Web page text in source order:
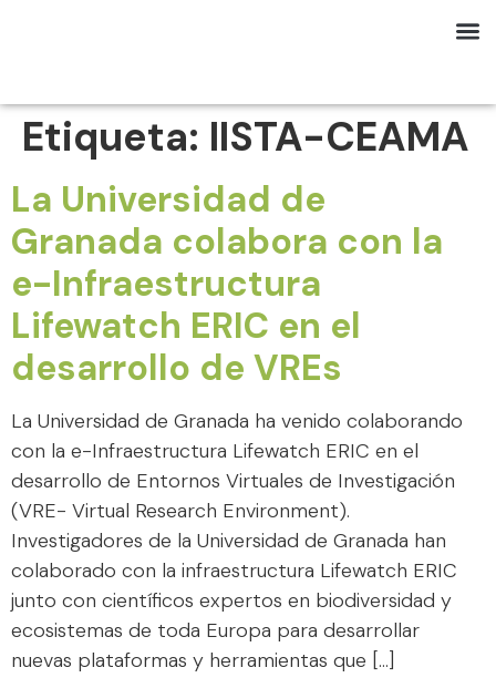
Etiqueta: IISTA-CEAMA
La Universidad de
Granada colabora con la
e-Infraestructura
Lifewatch ERIC en el
desarrollo de VREs
La Universidad de Granada ha venido colaborando
con la e-Infraestructura Lifewatch ERIC en el
desarrollo de Entornos Virtuales de Investigación
(VRE- Virtual Research Environment).
Investigadores de la Universidad de Granada han
colaborado con la infraestructura Lifewatch ERIC
junto con científicos expertos en biodiversidad y
ecosistemas de toda Europa para desarrollar
nuevas plataformas y herramientas que […]